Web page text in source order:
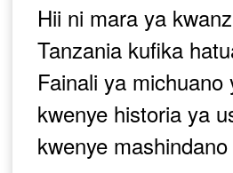
Hii ni mara ya
Tanzania kufika
Fainali ya michuano
kwenye historia ya
kwenye